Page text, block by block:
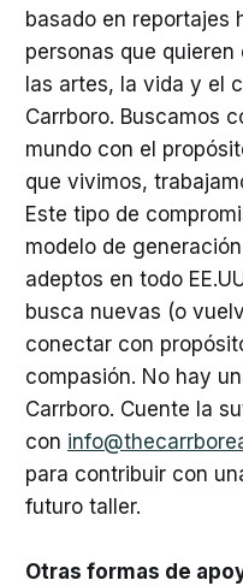
basado en reportajes
personas que
las artes, la vida y el
Carrboro. Buscamos
mundo con el
que vivimos,
Este tipo de
modelo de
adeptos en todo
busca nuevas (o
conectar con
compasión. No hay
Carrboro. Cuente la
con
para contribuir con
futuro taller.
Otras formas de